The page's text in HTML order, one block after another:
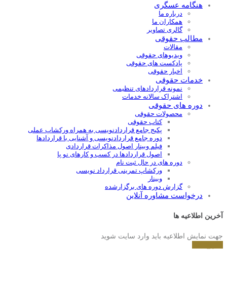
هنگامه عسگری
درباره ما
همکاران ما
گالری تصاویر
مطالب حقوقی
مقالات
ویدیوهای حقوقی
پادکست های حقوقی
اخبار حقوقی
خدمات حقوقی
نمونه قراردادهای تنظیمی
اشتراک سالانه خدمات
دوره های حقوقی
محصولات حقوقی
کتاب حقوقی
پکیج جامع قراردادنویسی به همراه ورکشاپ عملی
دوره جامع قراردادنويسی و آشنايی با قراردادها
فیلم وبینار اصول مذاکرات قراردادی
اصول قراردادها در کسب و کارهای نو پا
دوره های در حال ثبت نام
ورکشاپ تمرینی قرارداد نویسی
وبینار
گزارش دوره های برگزارشده
درخواست مشاوره آنلاین
آخرین اطلاعیه ها
جهت نمایش اطلاعیه باید وارد سایت شوید